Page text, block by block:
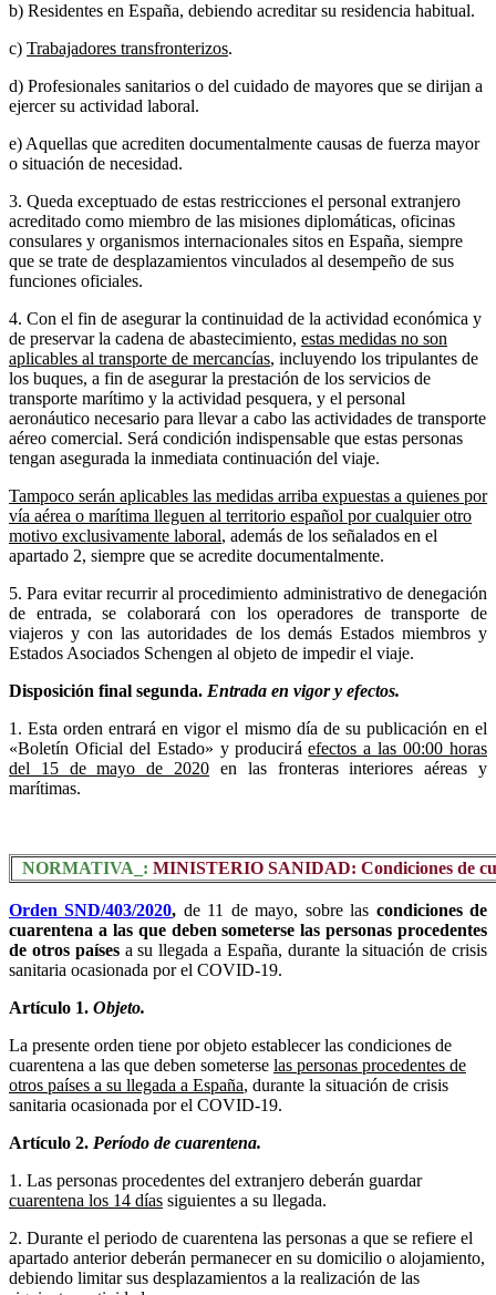
b) Residentes en España, debiendo acreditar su residencia habitual.
c) Trabajadores transfronterizos.
d) Profesionales sanitarios o del cuidado de mayores que se dirijan a
ejercer su actividad laboral.
e) Aquellas que acrediten documentalmente causas de fuerza mayor
o situación de necesidad.
3. Queda exceptuado de estas restricciones el personal extranjero
acreditado como miembro de las misiones diplomáticas, oficinas
consulares y organismos internacionales sitos en España, siempre
que se trate de desplazamientos vinculados al desempeño de sus
funciones oficiales.
4. Con el fin de asegurar la continuidad de la actividad económica y
de preservar la cadena de abastecimiento, estas medidas no son
aplicables al transporte de mercancías, incluyendo los tripulantes de
los buques, a fin de asegurar la prestación de los servicios de
transporte marítimo y la actividad pesquera, y el personal
aeronáutico necesario para llevar a cabo las actividades de transporte
aéreo comercial. Será condición indispensable que estas personas
tengan asegurada la inmediata continuación del viaje.
Tampoco serán aplicables las medidas arriba expuestas a quienes por
vía aérea o marítima lleguen al territorio español por cualquier otro
motivo exclusivamente laboral, además de los señalados en el
apartado 2, siempre que se acredite documentalmente.
5. Para evitar recurrir al procedimiento administrativo de denegación
de entrada, se colaborará con los operadores de transporte de
viajeros y con las autoridades de los demás Estados miembros y
Estados Asociados Schengen al objeto de impedir el viaje.
Disposición final segunda. Entrada en vigor y efectos.
1. Esta orden entrará en vigor el mismo día de su publicación en el
«Boletín Oficial del Estado» y produciráefectos a las 00:00 horas
del 15 de mayo de 2020 en las fronteras interiores aéreas y
marítimas.
NORMATIVA_: MINISTERIO SANIDAD: Condiciones de
Orden SND/403/2020, de 11 de mayo, sobre las condiciones de
cuarentena a las que deben someterse las personas procedentes
de otros países a su llegada a España, durante la situación de crisis
sanitaria ocasionada por el COVID-19.
Artículo 1. Objeto.
La presente orden tiene por objeto establecer las condiciones de
cuarentena a las que deben someterse las personas procedentes de
otros países a su llegada a España, durante la situación de crisis
sanitaria ocasionada por el COVID-19.
Artículo 2. Período de cuarentena.
1. Las personas procedentes del extranjero deberán guardar
cuarentena los 14 días siguientes a su llegada.
2. Durante el periodo de cuarentena las personas a que se refiere el
apartado anterior deberán permanecer en su domicilio o alojamiento,
debiendo limitar sus desplazamientos a la realización de las